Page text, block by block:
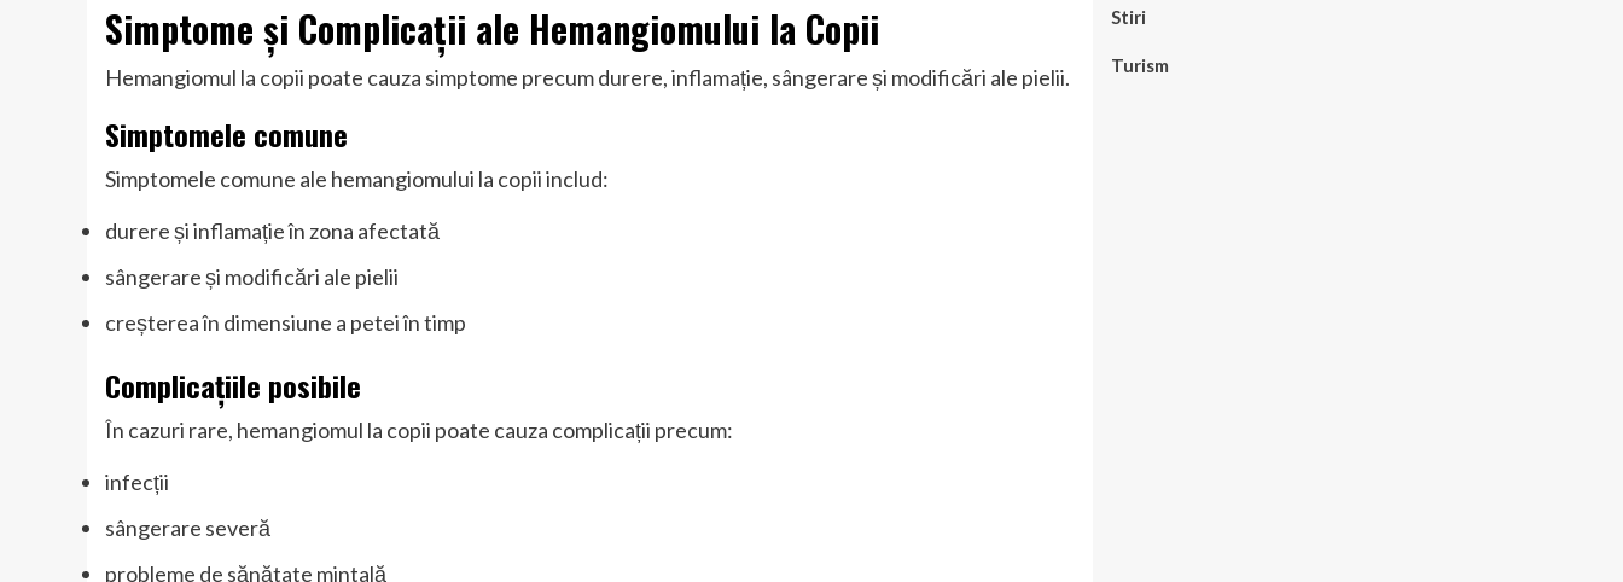
Simptome și Complicații ale Hemangiomului la Copii
Hemangiomul la copii poate cauza simptome precum durere, inflamație, sângerare și modificări ale pielii.
Simptomele comune
Simptomele comune ale hemangiomului la copii includ:
durere și inflamație în zona afectată
sângerare și modificări ale pielii
creșterea în dimensiune a petei în timp
Complicațiile posibile
În cazuri rare, hemangiomul la copii poate cauza complicații precum:
infecții
sângerare severă
probleme de sănătate mintală
Stiri
Turism